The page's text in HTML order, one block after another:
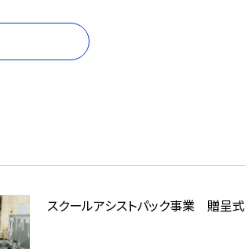
スクールアシストパック事業 贈呈式